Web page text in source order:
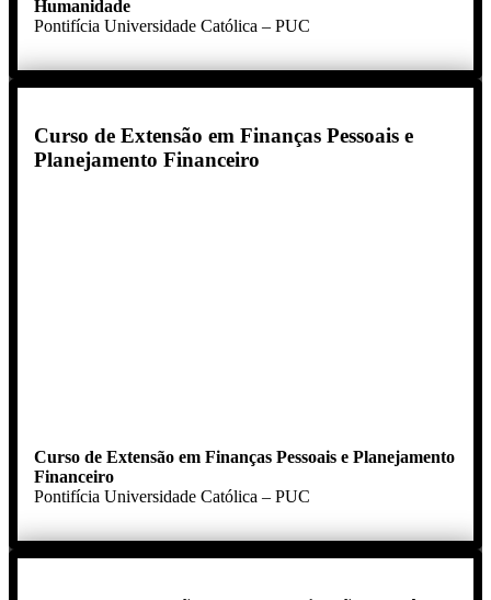
Humanidade
Pontifícia Universidade Católica – PUC
Curso de Extensão em Finanças Pessoais e
Planejamento Financeiro
Curso de Extensão em Finanças Pessoais e Planejamento
Financeiro
Pontifícia Universidade Católica – PUC